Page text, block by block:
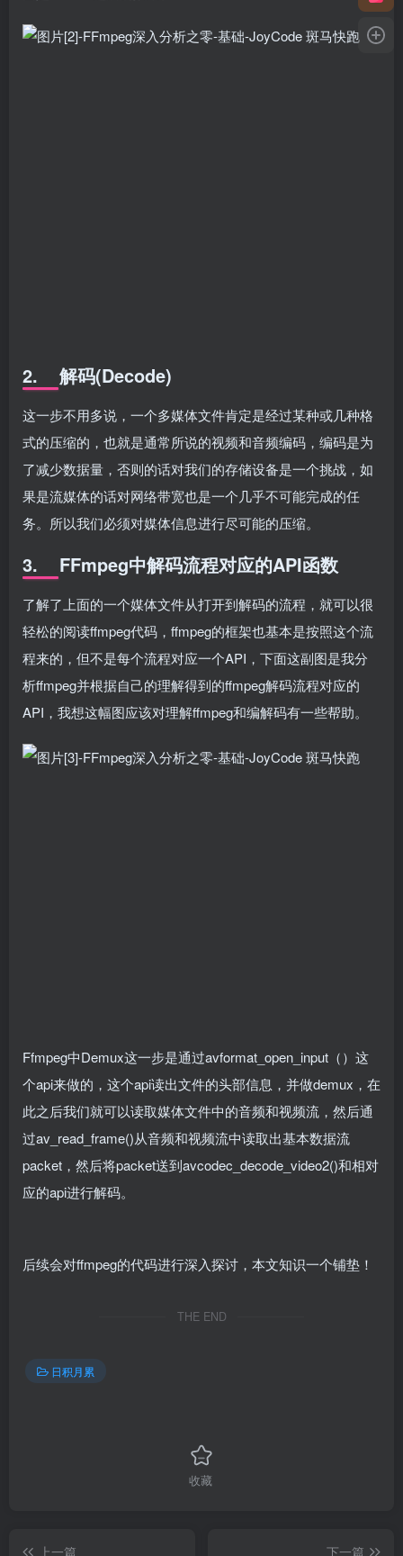
2. 解码(Decode)
这一步不用多说，一个多媒体文件肯定是经过某种或几种格
式的压缩的，也就是通常所说的视频和音频编码，编码是为
了减少数据量，否则的话对我们的存储设备是一个挑战，如
果是流媒体的话对网络带宽也是一个几乎不可能完成的任
务。所以我们必须对媒体信息进行尽可能的压缩。
3. FFmpeg中解码流程对应的API函数
了解了上面的一个媒体文件从打开到解码的流程，就可以很
轻松的阅读ffmpeg代码，ffmpeg的框架也基本是按照这个流
程来的，但不是每个流程对应一个API，下面这副图是我分
析ffmpeg并根据自己的理解得到的ffmpeg解码流程对应的
API，我想这幅图应该对理解ffmpeg和编解码有一些帮助。
Ffmpeg中Demux这一步是通过avformat_open_input（）这
个api来做的，这个api读出文件的头部信息，并做demux，在
此之后我们就可以读取媒体文件中的音频和视频流，然后通
过av_read_frame()从音频和视频流中读取出基本数据流
packet，然后将packet送到avcodec_decode_video2()和相对
应的api进行解码。
后续会对ffmpeg的代码进行深入探讨，本文知识一个铺垫！
THE END
日积月累
收藏
上一篇 下一篇